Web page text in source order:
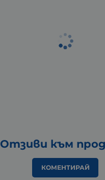
Отзиви към
КОМЕНТИРАЙ